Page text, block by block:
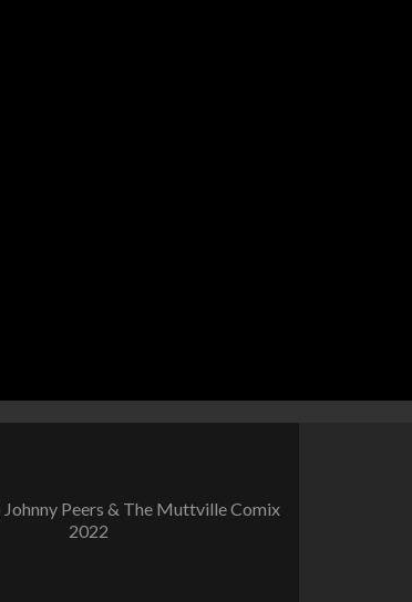
Peers & The Muttville Comix
2022